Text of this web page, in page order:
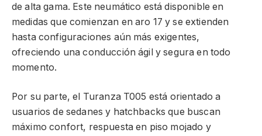
de alta gama. Este neumático está disponible en
medidas que comienzan en aro 17 y se extienden
hasta configuraciones aún más exigentes,
ofreciendo una conducción ágil y segura en todo
momento.
Por su parte, el Turanza T005 está orientado a
usuarios de sedanes y hatchbacks que buscan
máximo confort, respuesta en piso mojado y